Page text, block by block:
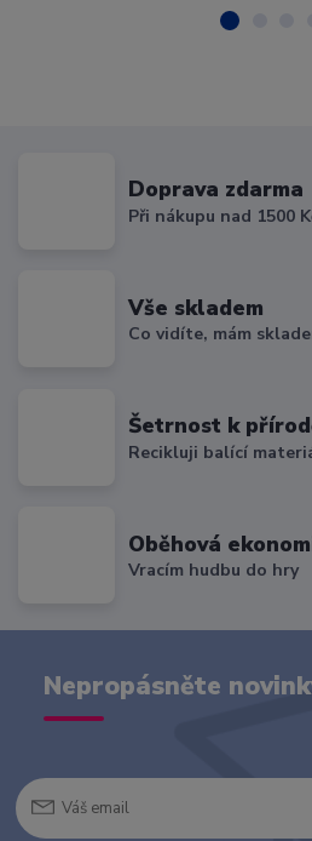
Doprava zdarma
Při nákupu nad 1500
Vše skladem
Co vidíte, mám
Šetrnost k
Recikluji balící
Oběhová
Vracím hudbu do hry
Nepropásněte